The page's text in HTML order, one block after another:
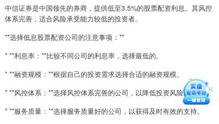
中信证券是中国领先的券商，提供低至3.5%的股票配资利息。其风控
体系完善，适合风险承受能力较低的投资者。
**选择低息股票配资公司的注意事项：**
* **利息率：**比较不同公司的利息率，选择最低的。
* **融资规模：**根据自己的投资需求选择合适的融资规模。
* **风控体系：**选择风控体系完善的公司，以降低投资风险。
* **服务质量：**选择服务质量好的公司，以获得及时有效的支持。